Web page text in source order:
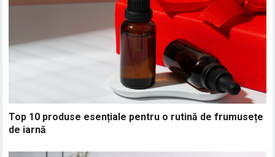
Top 10 produse esențiale pentru o rutină de frumusețe
de iarnă